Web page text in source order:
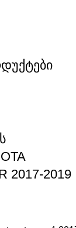
2017-2019